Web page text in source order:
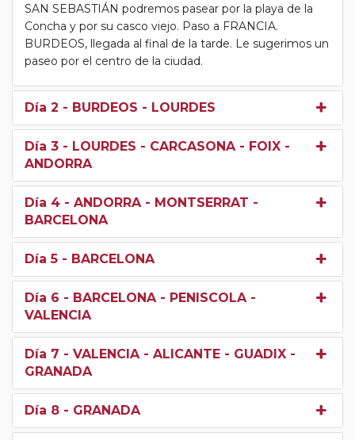
SAN SEBASTIÁN podremos pasear por la playa de la
Concha y por su casco viejo. Paso a FRANCIA.
BURDEOS, llegada al final de la tarde. Le sugerimos un
paseo por el centro de la ciudad.
Día 2 - BURDEOS - LOURDES
Día 3 - LOURDES - CARCASONA - FOIX -
ANDORRA
Día 4 - ANDORRA - MONTSERRAT -
BARCELONA
Día 5 - BARCELONA
Día 6 - BARCELONA - PENISCOLA -
VALENCIA
Día 7 - VALENCIA - ALICANTE - GUADIX -
GRANADA
Día 8 - GRANADA